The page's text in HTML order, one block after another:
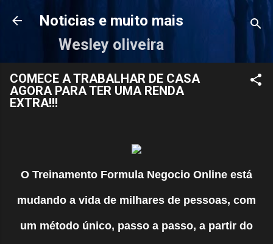
Pular para o conteúdo principal
Noticias e muito mais
Wesley oliveira
COMECE A TRABALHAR DE CASA
AGORA PARA TER UMA RENDA
EXTRA!!!
O Treinamento Formula Negocio Online está
mudando a vida de milhares de pessoas, com
um método único, passo a passo, a partir do